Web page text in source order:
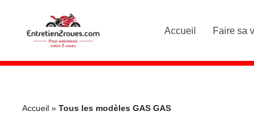
Aller
contenu
Accueil Faire sa
Accueil » Tous les modèles GAS GAS